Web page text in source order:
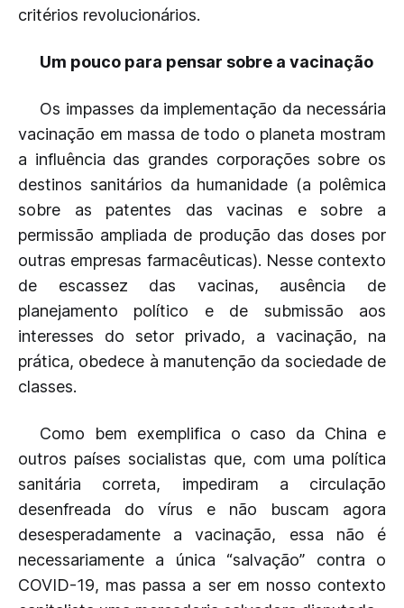
critérios revolucionários.
Um pouco para pensar sobre a vacinação
Os impasses da implementação da necessária
vacinação em massa de todo o planeta mostram
a influência das grandes corporações sobre os
destinos sanitários da humanidade (a polêmica
sobre as patentes das vacinas e sobre a
permissão ampliada de produção das doses por
outras empresas farmacêuticas). Nesse contexto
de escassez das vacinas, ausência de
planejamento político e de submissão aos
interesses do setor privado, a vacinação, na
prática, obedece à manutenção da sociedade de
classes.
Como bem exemplifica o caso da China e
outros países socialistas que, com uma política
sanitária correta, impediram a circulação
desenfreada do vírus e não buscam agora
desesperadamente a vacinação, essa não é
necessariamente a única “salvação” contra o
COVID-19, mas passa a ser em nosso contexto